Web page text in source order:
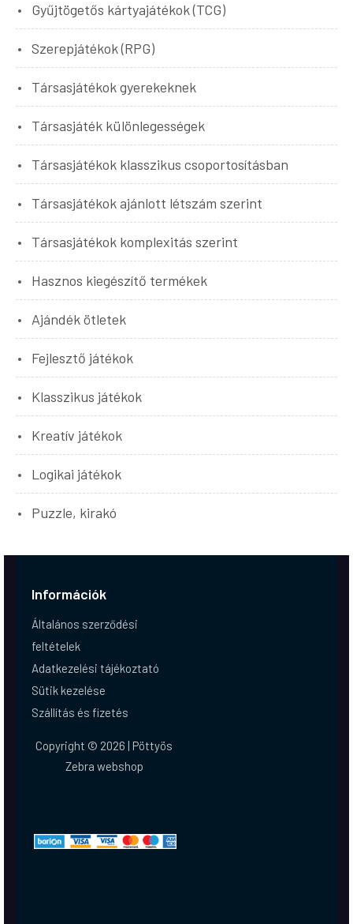
Gyűjtögetős kártyajátékok (TCG)
Szerepjátékok (RPG)
Társasjátékok gyerekeknek
Társasjáték különlegességek
Társasjátékok klasszikus csoportosításban
Társasjátékok ajánlott létszám szerint
Társasjátékok komplexitás szerint
Hasznos kiegészítő termékek
Ajándék ötletek
Fejlesztő játékok
Klasszikus játékok
Kreatív játékok
Logikai játékok
Puzzle, kirakó
Információk
Általános szerződési
feltételek
Adatkezelési tájékoztató
Sütik kezelése
Szállítás és fizetés
Copyright © 2026 | Pöttyös
Zebra webshop